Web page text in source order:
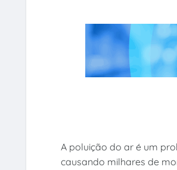
A poluição do ar é um
causando milhares de